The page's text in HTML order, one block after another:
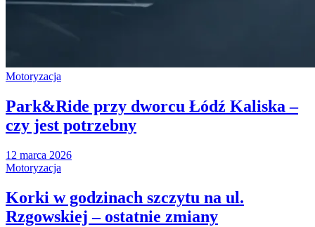
Motoryzacja
Park&Ride przy dworcu Łódź Kaliska –
czy jest potrzebny
12 marca 2026
Motoryzacja
Korki w godzinach szczytu na ul.
Rzgowskiej – ostatnie zmiany